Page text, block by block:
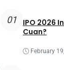
01
IPO 2026
Cuan?
February